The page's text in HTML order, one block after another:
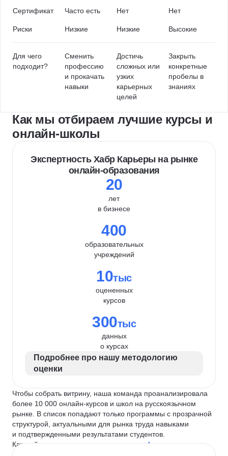
Сертификат Часто есть Нет Нет
Риски Низкие Низкие Высокие
Для чего
подходит?
Сменить
профессию
и прокачать
навыки
Достичь
сложных или
узких
карьерных
целей
Закрыть
конкретные
пробелы в
знаниях
Как мы отбираем лучшие курсы и
онлайн-школы
Экспертность Хабр Карьеры на рынке
онлайн-образования
20
лет
в бизнесе
400
образовательных
учреждений
10тыс
оцененных
курсов
300тыс
данных
о курсах
Подробнее про нашу методологию
оценки
Чтобы собрать витрину, наша команда проанализировала
более 10 000 онлайн-курсов и школ на русскоязычном
рынке. В список попадают только программы с прозрачной
структурой, актуальными для рынка труда навыками
и подтвержденными результатами студентов.
Каждый курс и школу мы оцениваем по
4 критериям